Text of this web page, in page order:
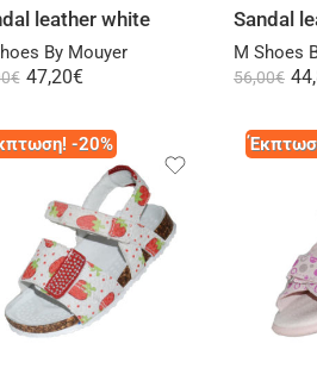
leather white
By Mouyer
€ 47,20€
Sandal
M Shoes
56,00€
-20%
Select options